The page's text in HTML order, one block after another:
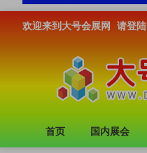
欢迎来到大号会展网 请登陆
首页 国内展会